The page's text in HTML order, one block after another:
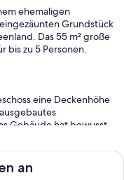
ehemaligen
Grundstück
Das 55 m² große
bis zu 5 Personen.
eine Deckenhöhe
Gebäude hat bewusst
an